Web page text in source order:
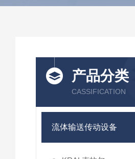
产品分类
CASSIFICATION
流体输送传动设备